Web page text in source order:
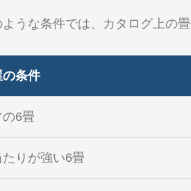
ような条件では、カタログ上の
の条件
6畳
たりが強い6畳